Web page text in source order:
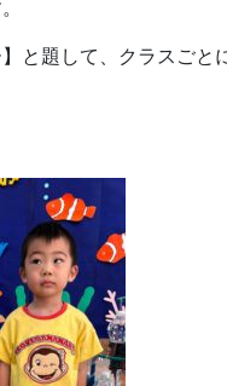
と題して、クラスごと